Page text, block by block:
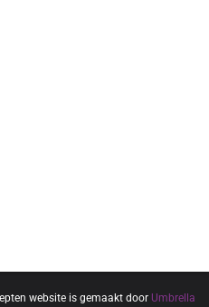
website is gemaakt door Umbrella